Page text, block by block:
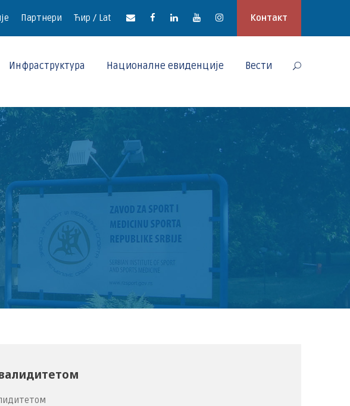
Партнери Ћир / Lat Контакт
Инфраструктура Националне евиденције Вести